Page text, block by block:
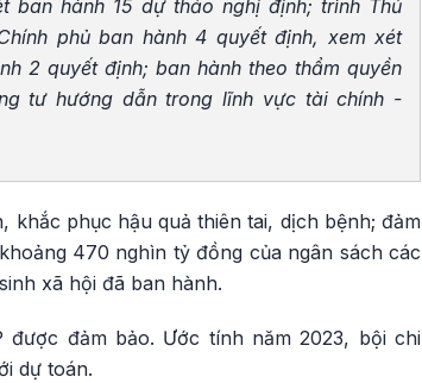
ban hành 15 dự thảo nghị định; trình Thủ
phủ ban hành 4 quyết định, xem xét
2 quyết định; ban hành theo thẩm quyền
tư hướng dẫn trong lĩnh vực tài chính -
phục hậu quả thiên tai, dịch bệnh; đảm
470 nghìn tỷ đồng của ngân sách các
xã hội đã ban hành.
đảm bảo. Ước tính năm 2023, bội chi
dự toán.